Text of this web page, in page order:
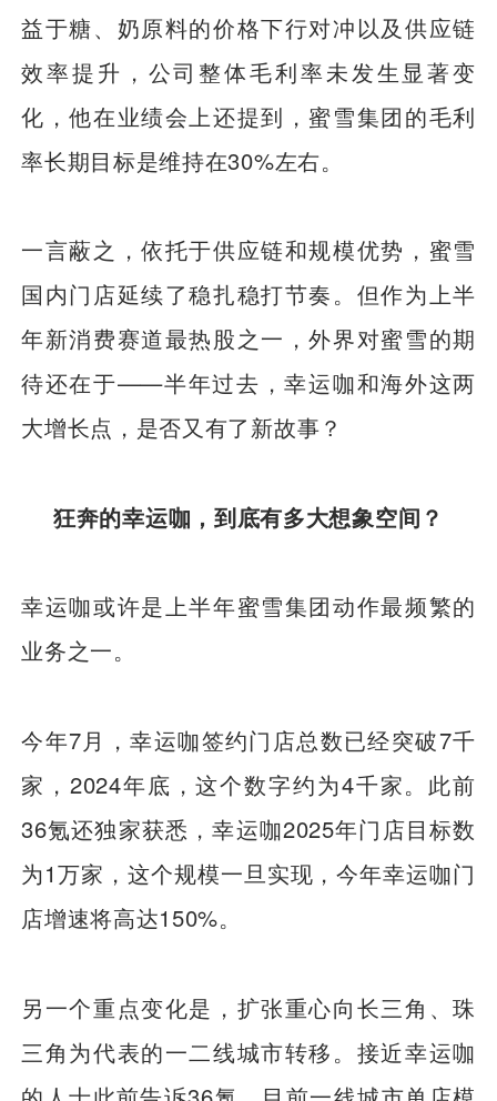
益于糖、奶原料的价格下行对冲以及供应链
效率提升，公司整体毛利率未发生显著变
化，他在业绩会上还提到，蜜雪集团的毛利
率长期目标是维持在30%左右。
一言蔽之，依托于供应链和规模优势，蜜雪
国内门店延续了稳扎稳打节奏。但作为上半
年新消费赛道最热股之一，外界对蜜雪的期
待还在于——半年过去，幸运咖和海外这两
大增长点，是否又有了新故事？
狂奔的幸运咖，到底有多大想象空间？
幸运咖或许是上半年蜜雪集团动作最频繁的
业务之一。
今年7月，幸运咖签约门店总数已经突破7千
家，2024年底，这个数字约为4千家。此前
36氪还独家获悉，幸运咖2025年门店目标数
为1万家，这个规模一旦实现，今年幸运咖门
店增速将高达150%。
另一个重点变化是，扩张重心向长三角、珠
三角为代表的一二线城市转移。接近幸运咖